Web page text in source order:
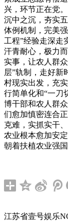
兴，环节正在党
沉中之沉，夯实
体例机制，完美
工程”经验走深走
汗青耐心，极力
实事，让农人群
层”轨制，走好新
村现实出发，充
行简单化和“一刀
博干部和农人群
们愈加慎密连合
克难，实抓实干
农业根本愈加安
朝着扶植农业强
江苏省壹号娱乐